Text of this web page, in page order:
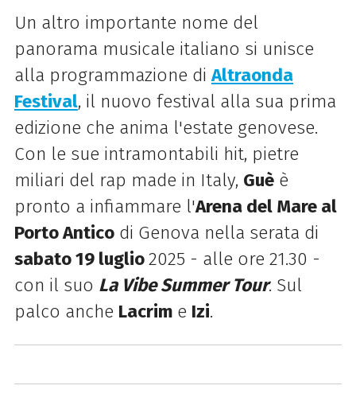
Un altro importante nome del
panorama musicale italiano si unisce
alla programmazione diAltraonda
Festival, il nuovo festival alla sua prima
edizione che anima l'estate genovese.
Con le sue intramontabili hit, pietre
miliari del rap made in Italy, Guèè
pronto a infiammare l'Arena del Mare al
Porto Anticodi Genova nella serata di
sabato 19 luglio2025 - alle ore 21.30 -
con il suo La Vibe Summer Tour. Sul
palco anche Lacrim e Izi.